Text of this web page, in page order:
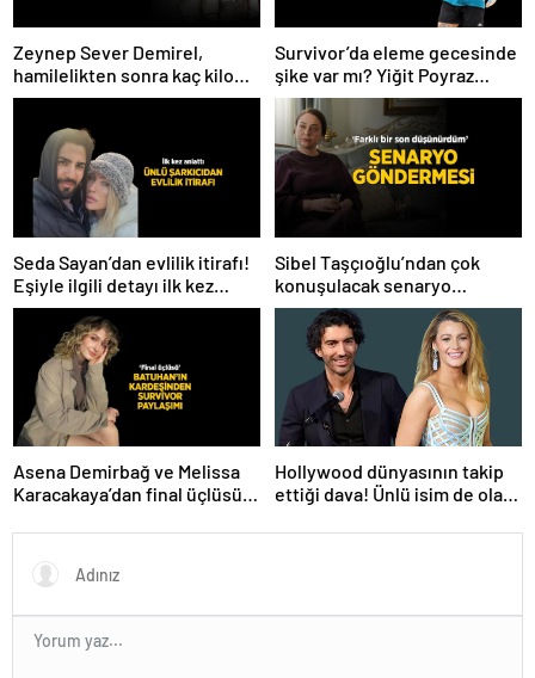
Zeynep Sever Demirel,
hamilelikten sonra kaç kilo
verdiğini açıkladı! ‘Yaza kadar
Survivor’da eleme gecesinde
şike var mı? Yiğit Poyraz
düelloda Volkan’la
yaşananları ilk kez anlattı!
Seda Sayan’dan evlilik itirafı!
Eşiyle ilgili detayı ilk kez
anlattı
Sibel Taşçıoğlu’ndan çok
konuşulacak senaryo
göndermesi! ‘Farklı bir son
düşünürdüm’
Asena Demirbağ ve Melissa
Karacakaya’dan final üçlüsü
Hollywood dünyasının takip
ettiği dava! Ünlü isim de olaya